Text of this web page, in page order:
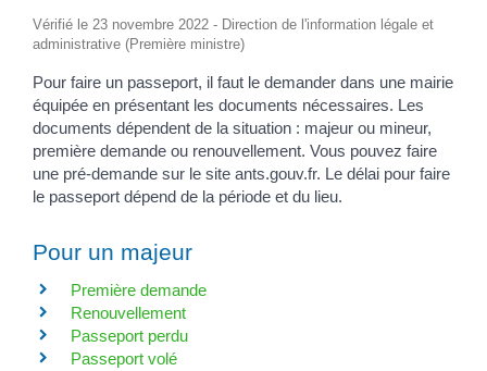
Vérifié le 23 novembre 2022 - Direction de l'information légale et
administrative (Première ministre)
Pour faire un passeport, il faut le demander dans une mairie
équipée en présentant les documents nécessaires. Les
documents dépendent de la situation : majeur ou mineur,
première demande ou renouvellement. Vous pouvez faire
une pré-demande sur le site ants.gouv.fr. Le délai pour faire
le passeport dépend de la période et du lieu.
Pour un majeur
Première demande
Renouvellement
Passeport perdu
Passeport volé